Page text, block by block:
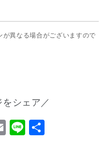
異なる場合がございますので
シェア／
Email
Line